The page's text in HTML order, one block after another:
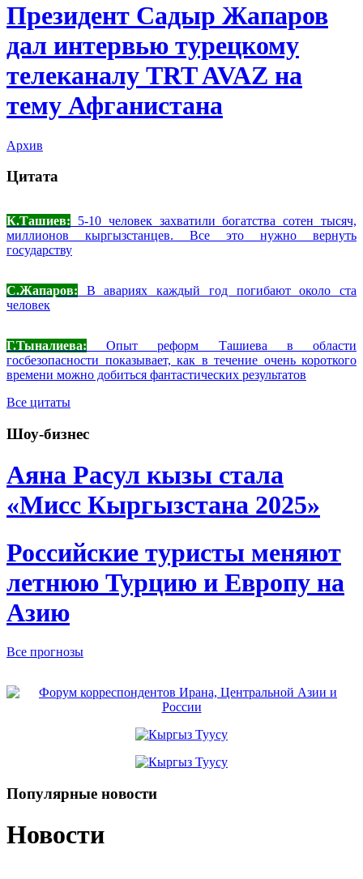
Президент Садыр Жапаров
дал интервью турецкому
телеканалу TRT AVAZ на
тему Афганистана
Архив
Цитата
К.Ташиев: 5-10 человек захватили богатства сотен тысяч,
миллионов кыргызстанцев. Все это нужно вернуть
государству
С.Жапаров: В авариях каждый год погибают около ста
человек
Г.Тыналиева: Опыт реформ Ташиева в области
госбезопасности показывает, как в течение очень короткого
времени можно добиться фантастических результатов
Все цитаты
Шоу-бизнес
Аяна Расул кызы стала
«Мисс Кыргызстана 2025»
Российские туристы меняют
летнюю Турцию и Европу на
Азию
Все прогнозы
Популярные новости
Новости